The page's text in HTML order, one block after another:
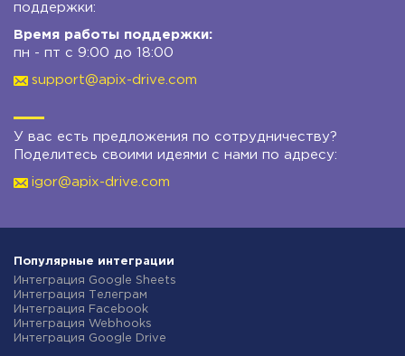
поддержки:
Время работы поддержки:
пн - пт с 9:00 до 18:00
support@apix-drive.com
У вас есть предложения по сотрудничеству?
Поделитесь своими идеями с нами по адресу:
igor@apix-drive.com
Популярные интеграции
Интеграция Google Sheets
Интеграция Телеграм
Интеграция Facebook
Интеграция Webhooks
Интеграция Google Drive